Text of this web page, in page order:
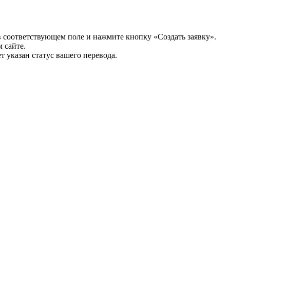
поле и нажмите кнопку «Создать заявку».
сайте.
статус вашего перевода.